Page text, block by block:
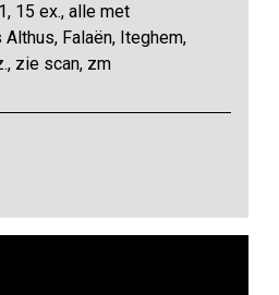
15 ex., alle met
Falaën, Iteghem,
zie scan, zm